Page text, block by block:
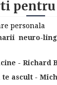
personala
neuro-
- Richard
te ascult -